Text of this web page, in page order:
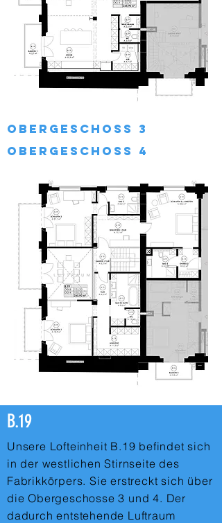
obergeschoss 3
obergeschoss 4
B.19
Unsere Lofteinheit B.19 befindet sich
in der westlichen Stirnseite des
Fabrikkörpers. Sie erstreckt sich über
die Obergeschosse 3 und 4. Der
dadurch entstehende Luftraum